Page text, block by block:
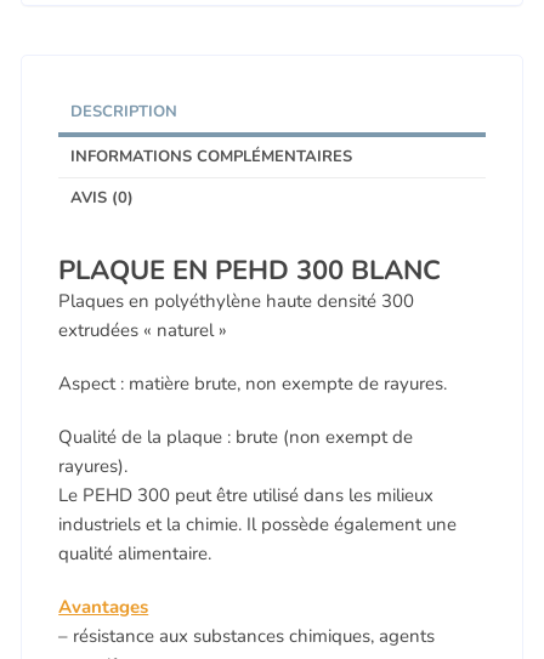
DESCRIPTION
INFORMATIONS COMPLÉMENTAIRES
AVIS (0)
PLAQUE EN PEHD 300 BLANC
Plaques en polyéthylène haute densité 300
extrudées « naturel »
Aspect : matière brute, non exempte de rayures.
Qualité de la plaque : brute (non exempt de
rayures).
Le PEHD 300 peut être utilisé dans les milieux
industriels et la chimie. Il possède également une
qualité alimentaire.
Avantages
– résistance aux substances chimiques, agents